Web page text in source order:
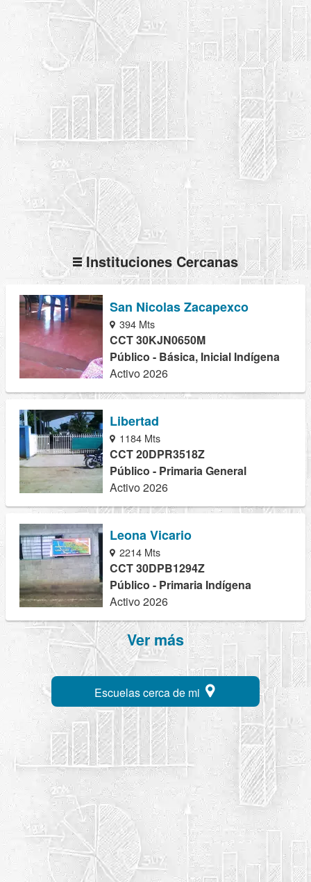
Instituciones Cercanas
San Nicolas Zacapexco
394 Mts
CCT 30KJN0650M
Público - Básica, Inicial Indígena
Activo 2026
Libertad
1184 Mts
CCT 20DPR3518Z
Público - Primaria General
Activo 2026
Leona Vicario
2214 Mts
CCT 30DPB1294Z
Público - Primaria Indígena
Activo 2026
Ver más
Escuelas cerca de mi